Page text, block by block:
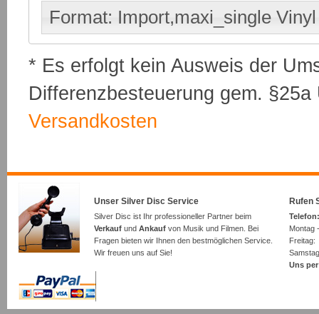
Format: Import,maxi_single Vinyl
* Es erfolgt kein Ausweis der
Differenzbesteuerung gem.
Versandkosten
Unser Silver Disc Service
Silver Disc ist Ihr professioneller Partner beim
Verkauf und Ankauf von Musik und Filmen. Bei
Fragen bieten wir Ihnen den bestmöglichen Service.
Wir freuen uns auf Sie!
Rufen
Montag
Uns